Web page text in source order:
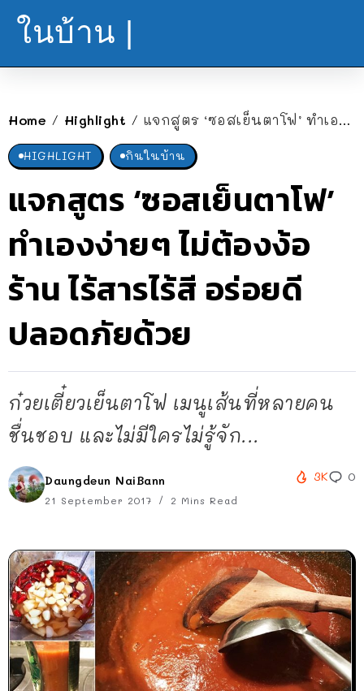
ในบ้าน |
Home / Highlight / แจกสูตร ‘ซอสเย็นตาโฟ’ ทำเองง่ายๆ ไม่ต้องง้อร้าน ไร้สารไร้สี อร่อยดี ปลอดภัยด้วย
HIGHLIGHT กินในบ้าน
แจกสูตร ‘ซอสเย็นตาโฟ’
ทำเองง่ายๆ ไม่ต้องง้อ
ร้าน ไร้สารไร้สี อร่อยดี
ปลอดภัยด้วย
ก๋วยเตี๋ยวเย็นตาโฟ เมนูเส้นที่หลายคน
ชื่นชอบ และไม่มีใครไม่รู้จัก...
Daungdeun NaiBann
21 September 2017 2 Mins Read
3K 0